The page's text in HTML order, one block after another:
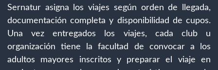
Sernatur asigna los viajes según orden de llegada,
documentación completa y disponibilidad de cupos.
Una vez entregados los viajes, cada club u
organización tiene la facultad de convocar a los
adultos mayores inscritos y preparar el viaje en